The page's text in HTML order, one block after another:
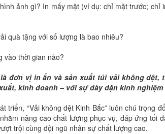
ảnh gì? In mấy mặt (ví dụ: chỉ mặt trước; chỉ
quà tặng với số lượng là bao nhiêu?
vào thời gian nào?
đơn vị in ấn và sản xuất túi vải không dệt,
kinh doanh – với sự dày dặn kinh
triển, “Vải không dệt Kinh Bắc” luôn chú trọng
nâng cao chất lượng phục vụ, đáp ứng tối
trội cùng đội ngũ nhân sự chất lượng cao.